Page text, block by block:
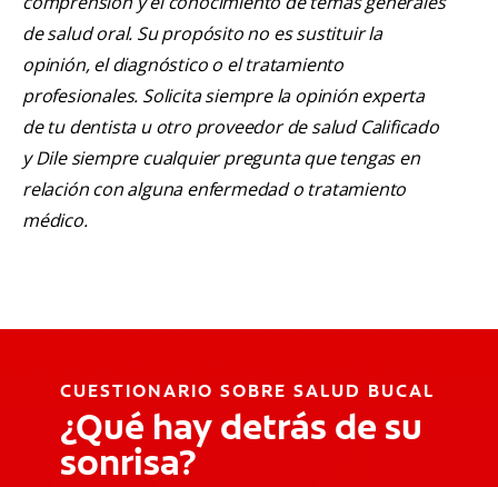
de salud oral. Su propósito no es sustituir la
opinión, el diagnóstico o el tratamiento
profesionales. Solicita siempre la opinión experta
de tu dentista u otro proveedor de salud Calificado
y Dile siempre cualquier pregunta que tengas en
relación con alguna enfermedad o tratamiento
médico.
CUESTIONARIO SOBRE SALUD BUCAL
¿Qué hay detrás de su
sonrisa?